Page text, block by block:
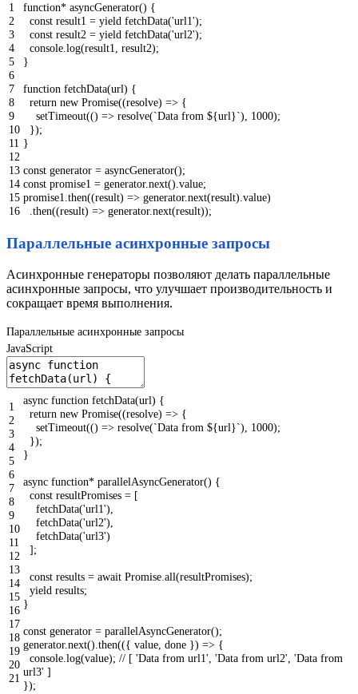
1
2
3
4
5
6
7
8
9
10
11
12
13
14
15
16
function* asyncGenerator() {
const result1 = yield fetchData('url1');
const result2 = yield fetchData('url2');
console log(result1 result2);
}
function fetchData(url) {
return new Promise((resolve) => {
setTimeout(() => resolve(`Data from ${url}`) 1000);
});
}
const generator = asyncGenerator();
const promise1 = generator. next() value;
promise1 then((result) => generator. next(result) value)
then((result) => generator. next(result));
Параллельные асинхронные запросы
Асинхронные генераторы позволяют делать параллельные
асинхронные запросы, что улучшает производительность и
сокращает время выполнения.
Параллельные асинхронные запросы
JavaScript
1
2
3
4
5
6
7
8
9
10
11
12
13
14
15
16
17
18
19
20
21
async function fetchData(url) {
return new Promise((resolve) => {
setTimeout(() => resolve(`Data from ${url}`) 1000);
});
}
async function* parallelAsyncGenerator() {
const resultPromises = [
fetchData('url1')
fetchData('url2')
fetchData('url3')
] ;
const results = await Promise all(resultPromises);
yield results;
}
const generator = parallelAsyncGenerator();
generator. next() then(({ value done }) => {
console log(value); // [ 'Data from url1', 'Data from url2', 'Data from
url3' ]
});